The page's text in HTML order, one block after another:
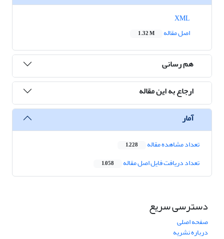
اصل مقاله
1.32 M
هم رسانی
ارجاع به این مقاله
آمار
تعداد مشاهده مقاله 1,228
تعداد دریافت فایل اصل مقاله 1,058
دسترسی سریع
صفحه اصلی
درباره نشریه